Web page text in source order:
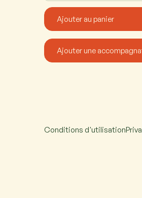
Conditions d'utilisation